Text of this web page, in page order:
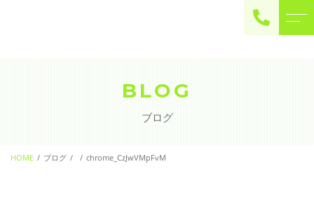
contact
BLOG
ブログ
HOME ブログ chrome_CzJwVMpFvM